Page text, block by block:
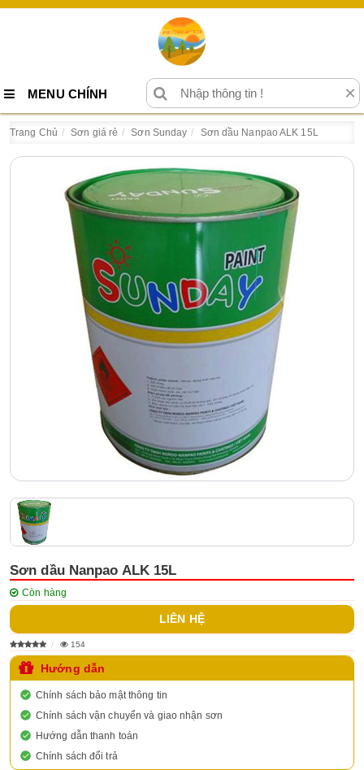
MENU CHÍNH ×
Trang Chủ Sơn giá rẻ Sơn Sunday Sơn dầu Nanpao ALK 15L
Sơn dầu Nanpao ALK 15L
Còn hàng
LIÊN HỆ
154
Hướng dẫn
Chính sách bảo mật thông tin
Chính sách vận chuyển và giao nhận sơn
Hướng dẫn thanh toán
Chính sách đổi trả